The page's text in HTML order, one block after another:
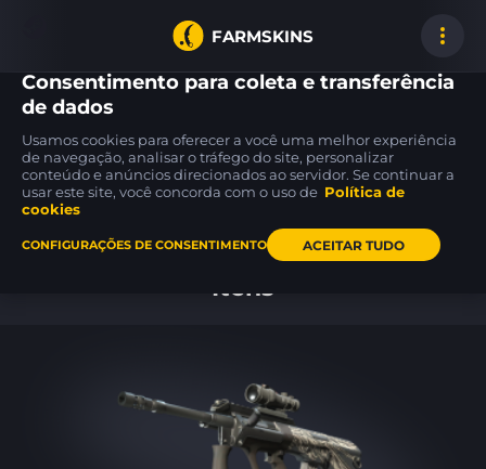
FARMSKINS
12
MAG-7
Insomnia BS
Sticker
Bolt Energy
Glock-18
Block-18
Itens
Consentimento para coleta e transferência
de dados
Usamos cookies para oferecer a você uma melhor experiência
de navegação, analisar o tráfego do site, personalizar
conteúdo e anúncios direcionados ao servidor. Se continuar a
usar este site, você concorda com o uso de Política de
cookies
CONFIGURAÇÕES DE CONSENTIMENTO ACEITAR TUDO